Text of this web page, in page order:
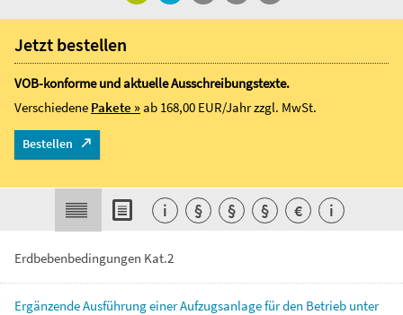
Erdbebenbedingungen Kat.2
ErgänzendeAusführungeinerAufzugsanlagefürden Betrieb unter
Jetzt bestellen
VOB-konforme und aktuelle Ausschreibungstexte.
Verschiedene Pakete »ab 168,00 EUR/Jahrzzgl. MwSt.
Bestellen
i § § § € i